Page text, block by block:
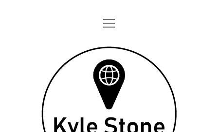
STARTSEITE
ONE DAY IN
TAGEBÜCHER
ÜBER MICH
DATENSCHUTZ
Menü
öffnen
Kyle
Stone